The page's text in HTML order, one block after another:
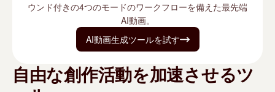
ウンド付きの4つのモードのワークフローを備えた最先端
AI動画。
AI動画生成ツールを試す
自由な創作活動を加速させるツ